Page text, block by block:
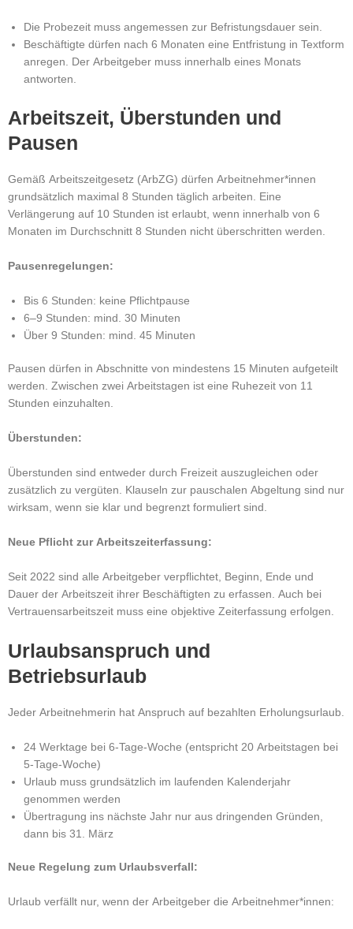
Die Probezeit muss angemessen zur Befristungsdauer sein.
Beschäftigte dürfen nach 6 Monaten eine Entfristung in Textform
anregen. Der Arbeitgeber muss innerhalb eines Monats
antworten.
Arbeitszeit, Überstunden und
Pausen
Gemäß Arbeitszeitgesetz (ArbZG) dürfen Arbeitnehmer*innen
grundsätzlich maximal 8 Stunden täglich arbeiten. Eine
Verlängerung auf 10 Stunden ist erlaubt, wenn innerhalb von 6
Monaten im Durchschnitt 8 Stunden nicht überschritten werden.
Pausenregelungen:
Bis 6 Stunden: keine Pflichtpause
6–9 Stunden: mind. 30 Minuten
Über 9 Stunden: mind. 45 Minuten
Pausen dürfen in Abschnitte von mindestens 15 Minuten aufgeteilt
werden. Zwischen zwei Arbeitstagen ist eine Ruhezeit von 11
Stunden einzuhalten.
Überstunden:
Überstunden sind entweder durch Freizeit auszugleichen oder
zusätzlich zu vergüten. Klauseln zur pauschalen Abgeltung sind nur
wirksam, wenn sie klar und begrenzt formuliert sind.
Neue Pflicht zur Arbeitszeiterfassung:
Seit 2022 sind alle Arbeitgeber verpflichtet, Beginn, Ende und
Dauer der Arbeitszeit ihrer Beschäftigten zu erfassen. Auch bei
Vertrauensarbeitszeit muss eine objektive Zeiterfassung erfolgen.
Urlaubsanspruch und
Betriebsurlaub
Jeder Arbeitnehmerin hat Anspruch auf bezahlten Erholungsurlaub.
24 Werktage bei 6-Tage-Woche (entspricht 20 Arbeitstagen bei
5-Tage-Woche)
Urlaub muss grundsätzlich im laufenden Kalenderjahr
genommen werden
Übertragung ins nächste Jahr nur aus dringenden Gründen,
dann bis 31. März
Neue Regelung zum Urlaubsverfall:
Urlaub verfällt nur, wenn der Arbeitgeber die Arbeitnehmer*innen: